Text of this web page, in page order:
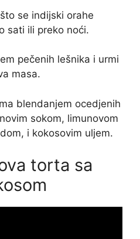
se indijski orahe
sati ili preko noći.
pečenih lešnika i urmi
masa.
blendanjem ocedjenih
sokom, limunovom
i kokosovim uljem.
torta sa